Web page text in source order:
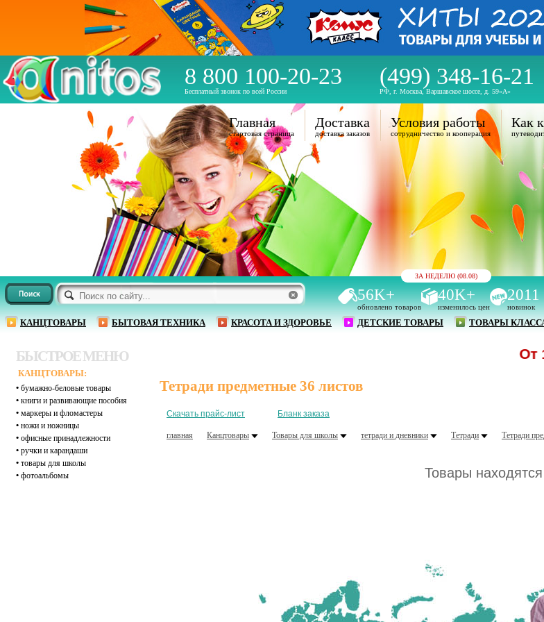
8 800 100-20-23
Бесплатный звонок по всей России
(499) 348-16-21
РФ, г. Москва, Варшавское шоссе, д. 59«А»
ЗА НЕДЕЛЮ (08.08)
56K+
обновлено товаров
40K+
изменилось цен
2011
новинок
КАНЦТОВАРЫ БЫТОВАЯ ТЕХНИКА КРАСОТА И ЗДОРОВЬЕ ДЕТСКИЕ ТОВАРЫ ТОВАРЫ
Главная
стартовая страница
Доставка
доставка заказов
Условия работы
сотрудничество и кооперация
Как
БЫСТРОЕ МЕНЮ
КАНЦТОВАРЫ:
• бумажно-беловые товары
• книги и развивающие пособия
• маркеры и фломастеры
• ножи и ножницы
• офисные принадлежности
• ручки и карандаши
• товары для школы
• фотоальбомы
От
Тетради предметные 36 листов
Скачать прайс-лист Бланк заказа
главная Канцтовары Товары для школы тетради и дневники Тетради Тетради
Товары